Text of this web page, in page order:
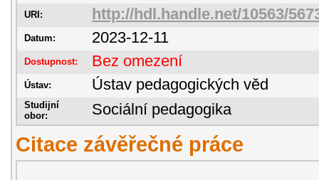
URI: http://hdl.handle.net/10563/
Datum: 2023-12-11
Dostupnost: Bez omezení
Ústav: Ústav pedagogických věd
Studijní
obor:
Sociální pedagogika
Citace závěřečné práce